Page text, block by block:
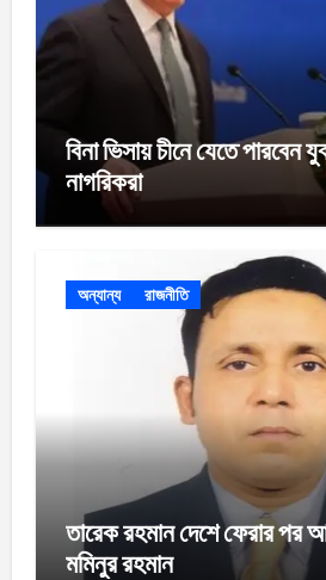
বিনা ভিসায় চীনে যেতে পারবেন
নাগরিকরা
অন্যান্য রাজনীতি
তারেক রহমান দেশে ফেরার পর
মমিনুর রহমান